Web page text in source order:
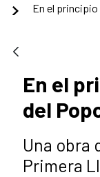
En el principio
En el
del
Una
Primera